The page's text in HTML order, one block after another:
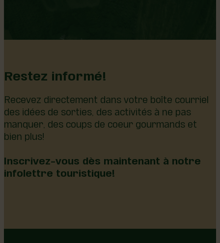
Restez informé!
Recevez directement dans votre boîte courriel
des idées de sorties, des activités à ne pas
manquer, des coups de coeur gourmands et
bien plus!
Inscrivez-vous dès maintenant à notre
infolettre touristique!